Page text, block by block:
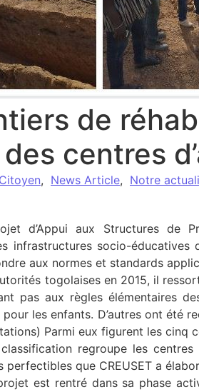
de
centres
, News Article, Notre
d’Appui aux Structures de
infrastructures socio-éducatives
aux normes et standards
togolaises en 2015, il
pas aux règles élémentaires
pour les enfants. D’autres ont
Parmi eux figurent les cinq
regroupe les
perfectibles que CREUSET a
est rentré dans sa phase